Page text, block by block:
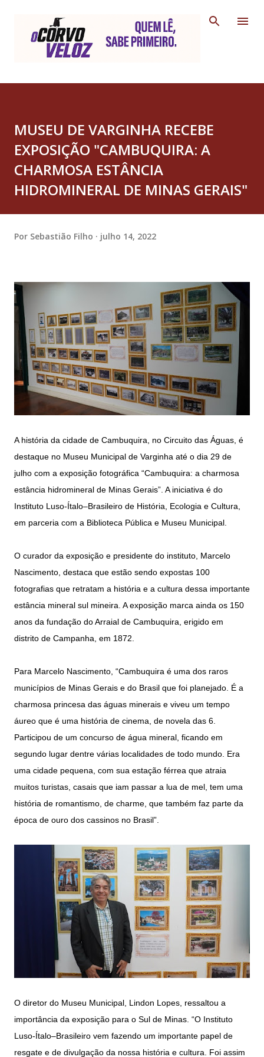
MUSEU DE VARGINHA RECEBE
EXPOSIÇÃO "CAMBUQUIRA: A
CHARMOSA ESTÂNCIA
HIDROMINERAL DE MINAS GERAIS"
Por Sebastião Filho julho 14, 2022
A história da cidade de Cambuquira, no Circuito das Águas, é
destaque no Museu Municipal de Varginha até o dia 29 de
julho com a exposição fotográfica “Cambuquira: a charmosa
estância hidromineral de Minas Gerais”. A iniciativa é do
Instituto Luso-Ítalo–Brasileiro de História, Ecologia e Cultura,
em parceria com a Biblioteca Pública e Museu Municipal.
O curador da exposição e presidente do instituto, Marcelo
Nascimento, destaca que estão sendo expostas 100
fotografias que retratam a história e a cultura dessa importante
estância mineral sul mineira. A exposição marca ainda os 150
anos da fundação do Arraial de Cambuquira, erigido em
distrito de Campanha, em 1872.
Para Marcelo Nascimento, “Cambuquira é uma dos raros
municípios de Minas Gerais e do Brasil que foi planejado. É a
charmosa princesa das águas minerais e viveu um tempo
áureo que é uma história de cinema, de novela das 6.
Participou de um concurso de água mineral, ficando em
segundo lugar dentre várias localidades de todo mundo. Era
uma cidade pequena, com sua estação férrea que atraia
muitos turistas, casais que iam passar a lua de mel, tem uma
história de romantismo, de charme, que também faz parte da
época de ouro dos cassinos no Brasil”.
O diretor do Museu Municipal, Lindon Lopes, ressaltou a
importância da exposição para o Sul de Minas. “O Instituto
Luso-Ítalo–Brasileiro vem fazendo um importante papel de
resgate e de divulgação da nossa história e cultura. Foi assim